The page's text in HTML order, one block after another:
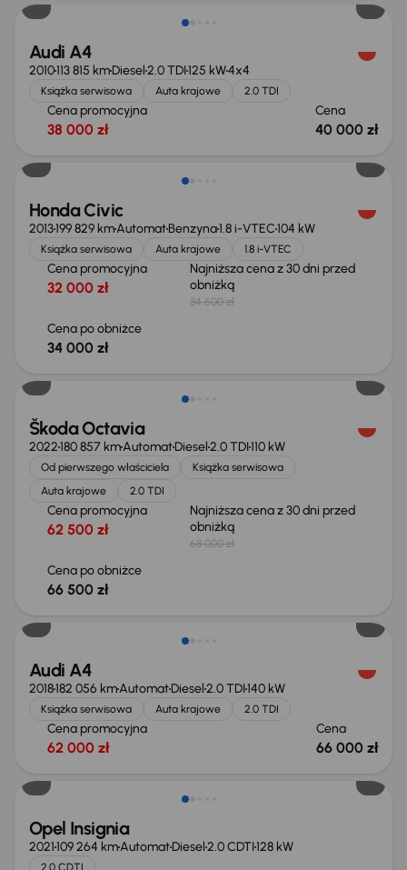
Audi A4
2010113 815 kmDiesel2.0 TDI125 kW4x4
Książka serwisowa Auta krajowe 2.0 TDI
Cena promocyjna
38 000 zł
Cena
40 000 zł
Taniej o 500 zł
Honda Civic
2013199 829 kmAutomatBenzyna1.8 i-VTEC104 kW
Książka serwisowa Auta krajowe 1.8 i-VTEC
Cena promocyjna
32 000 zł
Najniższa cena z 30 dni przed
obniżką
34 500 zł
Cena po obniżce
34 000 zł
Škoda Octavia
2022180 857 kmAutomatDiesel2.0 TDI110 kW
Od pierwszego właściciela
Książka serwisowa
Auta krajowe
2.0 TDI
Cena promocyjna
62 500 zł
Najniższa cena z 30 dni przed
obniżką
68 000 zł
Cena po obniżce
66 500 zł
Audi A4
2018182 056 kmAutomatDiesel2.0 TDI140 kW
Książka serwisowa Auta krajowe 2.0 TDI
Cena promocyjna
62 000 zł
Cena
66 000 zł
Opel Insignia
2021109 264 kmAutomatDiesel2.0 CDTI128 kW
2.0 CDTI